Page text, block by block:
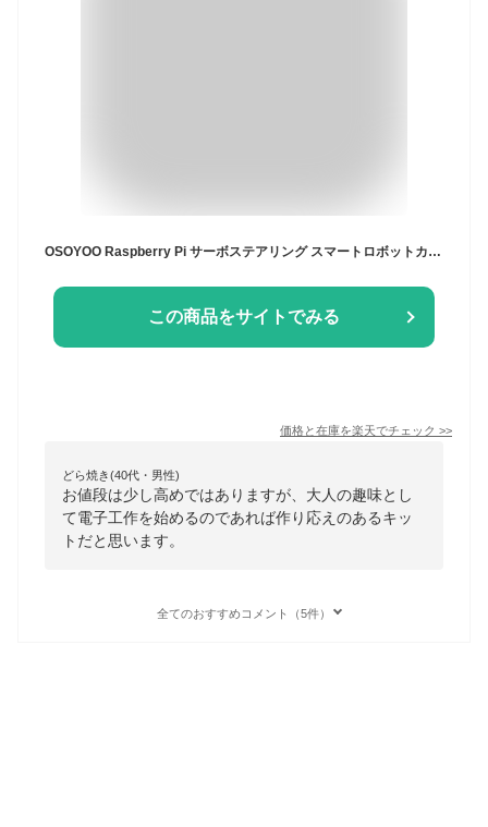
OSOYOO Raspberry Pi サーボステアリング スマートロボットカー カメラ付き ロボットカーキット プログラミング 電子工作 Pythonコードを使用コーディングはより簡単に速く学ぶ おもちゃ、10代と大人向け、Raspberry Pi 4
この商品をサイトでみる
価格と在庫を楽天でチェック >>
どら焼き(40代・男性)
お値段は少し高めではありますが、大人の趣味とし
て電子工作を始めるのであれば作り応えのあるキッ
トだと思います。
全てのおすすめコメント（5件）